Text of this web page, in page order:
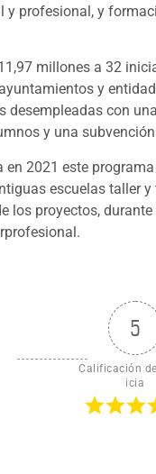
profesional, y
millones a 32
y
desempleadas con
y una
2021 este
escuelas taller
los proyectos,
5
Calificación
icia